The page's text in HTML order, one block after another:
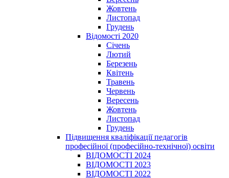
Жовтень
Листопад
Грудень
Відомості 2020
Січень
Лютий
Березень
Квітень
Травень
Червень
Вересень
Жовтень
Листопад
Грудень
Підвищення кваліфікації педагогів
професійної (професійно-технічної) освіти
ВІДОМОСТІ 2024
ВІДОМОСТІ 2023
ВІДОМОСТІ 2022